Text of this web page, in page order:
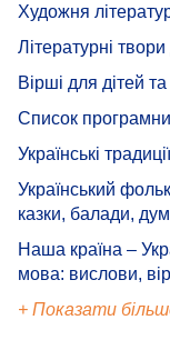
Художня
Літературні твори
Вірші для дітей
Список
Українські
Український
казки, балади,
Наша країна –
мова: вислови,
+ Показати